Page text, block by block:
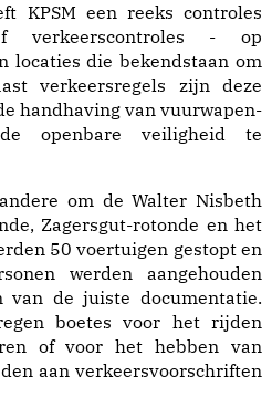
KPSM een reeks controles
verkeerscontroles - op
locaties die bekendstaan om
verkeersregels zijn deze
handhaving van vuurwapen-
openbare veiligheid te
om de Walter Nisbeth
Zagersgut-rotonde en het
50 voertuigen gestopt en
werden aangehouden
van de juiste documentatie.
boetes voor het rijden
of voor het hebben van
aan verkeersvoorschriften